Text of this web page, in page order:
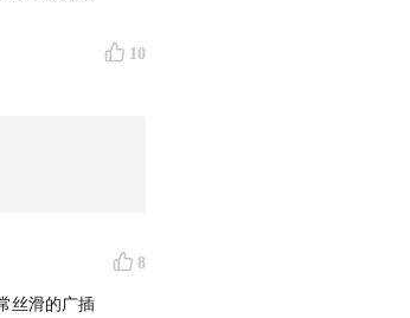
10
8
丝滑的广插